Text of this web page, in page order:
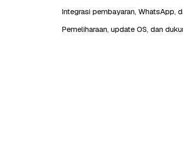
Integrasi pembayaran, WhatsApp,
Pemeliharaan, update OS, dan